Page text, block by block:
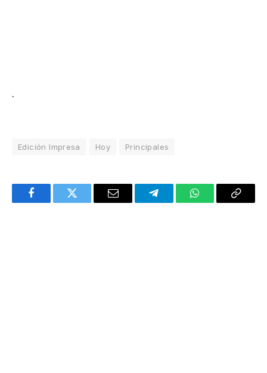
.
Edición Impresa Hoy Principales
FacebookTwitter Email TelegramWhatsAppCopy